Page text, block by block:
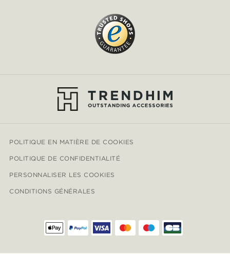
POLITIQUE EN MATIÈRE DE COOKIES
POLITIQUE DE CONFIDENTIALITÉ
PERSONNALISER LES COOKIES
CONDITIONS GÉNÉRALES